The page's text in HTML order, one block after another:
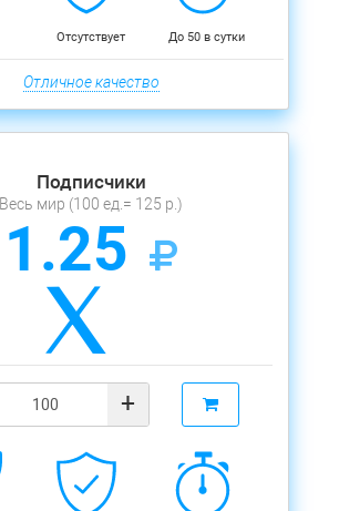
Отсутствует До 50 в сутки
Отличное качество
Подписчики
Весь мир (100 ед.= 125 р.)
1.25
+